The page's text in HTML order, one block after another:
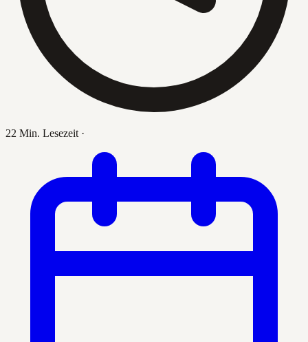
22 Min. Lesezeit ·